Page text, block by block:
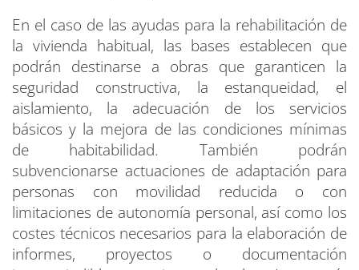
En el caso de las ayudas para la rehabilitación de
la vivienda habitual, las bases establecen que
podrán destinarse a obras que garanticen la
seguridad constructiva, la estanqueidad, el
aislamiento, la adecuación de los servicios
básicos y la mejora de las condiciones mínimas
de habitabilidad. También podrán
subvencionarse actuaciones de adaptación para
personas con movilidad reducida o con
limitaciones de autonomía personal, así como los
costes técnicos necesarios para la elaboración de
informes, proyectos o documentación